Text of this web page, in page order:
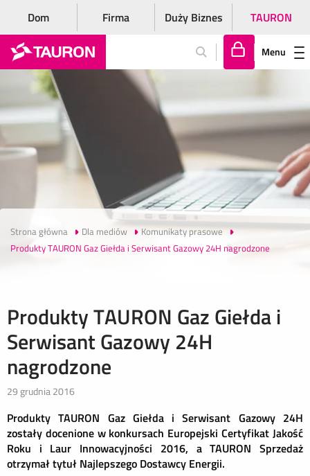
Dom Firma Duży Biznes TAURON
lo
gu
j
si
ę
Menu
Strona główna Dla mediów
Komunikaty prasowe
Produkty TAURON Gaz Giełda i Serwisant Gazowy 24H nagrodzone
Produkty TAURON Gaz Giełda i
Serwisant Gazowy 24H
nagrodzone
29 grudnia 2016
Produkty TAURON Gaz Giełda i Serwisant Gazowy 24H
zostały docenione w konkursach Europejski Certyfikat Jakość
Roku i Laur Innowacyjności 2016, a TAURON Sprzedaż
otrzymał tytuł Najlepszego Dostawcy Energii.